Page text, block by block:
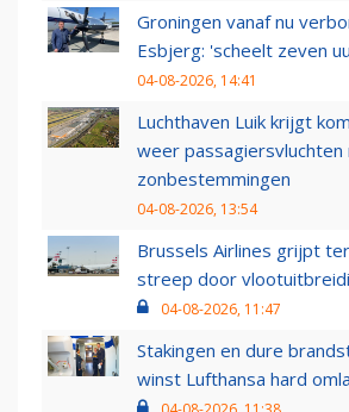
Groningen vanaf nu
Esbjerg: 'scheelt zeven
04-08-2026, 14:41
Luchthaven Luik krijgt
weer passagiersvluchten
zonbestemmingen
04-08-2026, 13:54
Brussels Airlines grijpt
streep door
04-08-2026, 11:47
Stakingen en dure
winst Lufthansa hard